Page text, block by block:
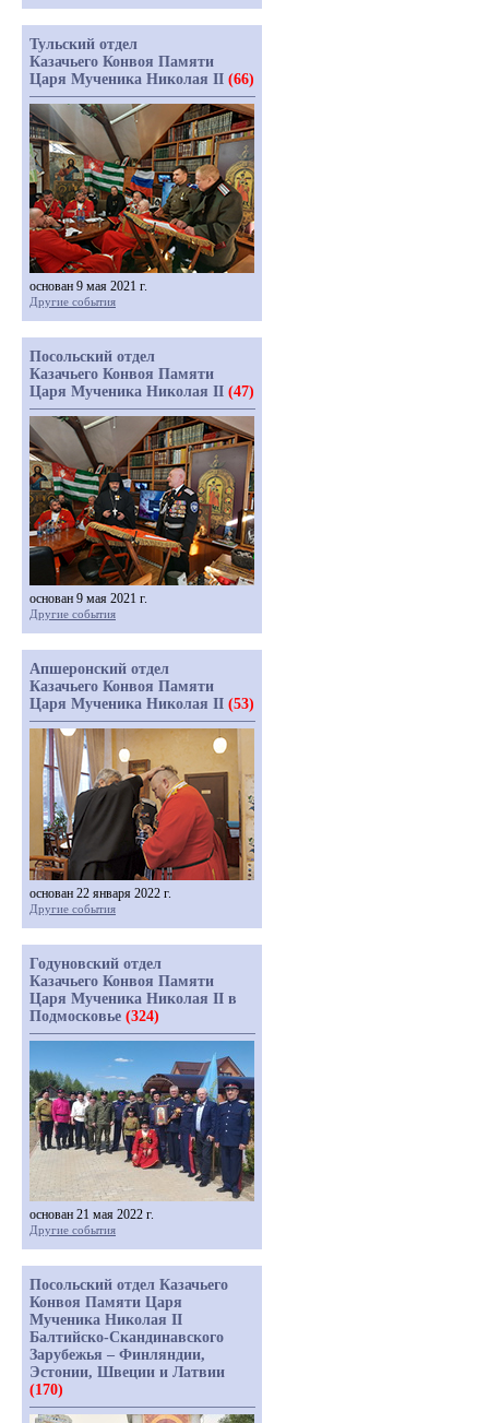
Тульский отдел
Казачьего Конвоя Памяти
Царя Мученика Николая II (66)
основан 9 мая 2021 г.
Другие события
Посольский отдел
Казачьего Конвоя Памяти
Царя Мученика Николая II (47)
основан 9 мая 2021 г.
Другие события
Апшеронский отдел
Казачьего Конвоя Памяти
Царя Мученика Николая II (53)
основан 22 января 2022 г.
Другие события
Годуновский отдел
Казачьего Конвоя Памяти
Царя Мученика Николая II в
Подмосковье (324)
основан 21 мая 2022 г.
Другие события
Посольский отдел Казачьего
Конвоя Памяти Царя
Мученика Николая II
Балтийско-Скандинавского
Зарубежья – Финляндии,
Эстонии, Швеции и Латвии
(170)